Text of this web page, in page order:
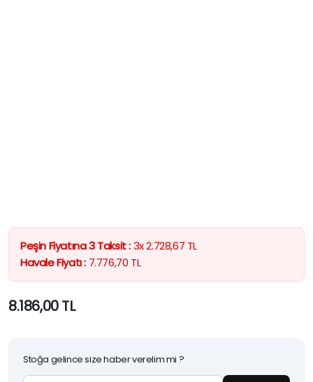
Peşin Fiyatına 3 Taksit :3x2.728,67 TL
Havale Fiyatı : 7.776,70 TL
8.186,00TL
Stoğa gelince size haber verelim mi ?